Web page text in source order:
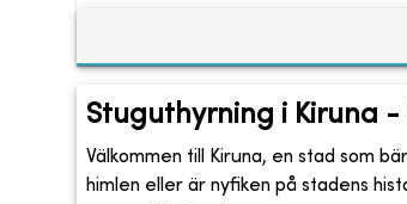
Stuguthyrning i Kiruna
Välkommen till Kiruna, en stad som
himlen eller är nyfiken på stadens